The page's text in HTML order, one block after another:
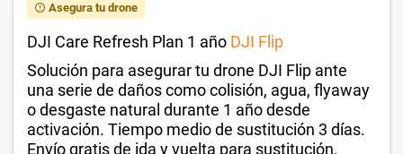
error_outline Asegura tu drone
DJI Care Refresh Plan 1 año DJI Flip
Solución para asegurar tu drone DJI Flip ante
una serie de daños como colisión, agua, flyaway
o desgaste natural durante 1 año desde
activación. Tiempo medio de sustitución 3 días.
Envío gratis de ida y vuelta para sustitución.